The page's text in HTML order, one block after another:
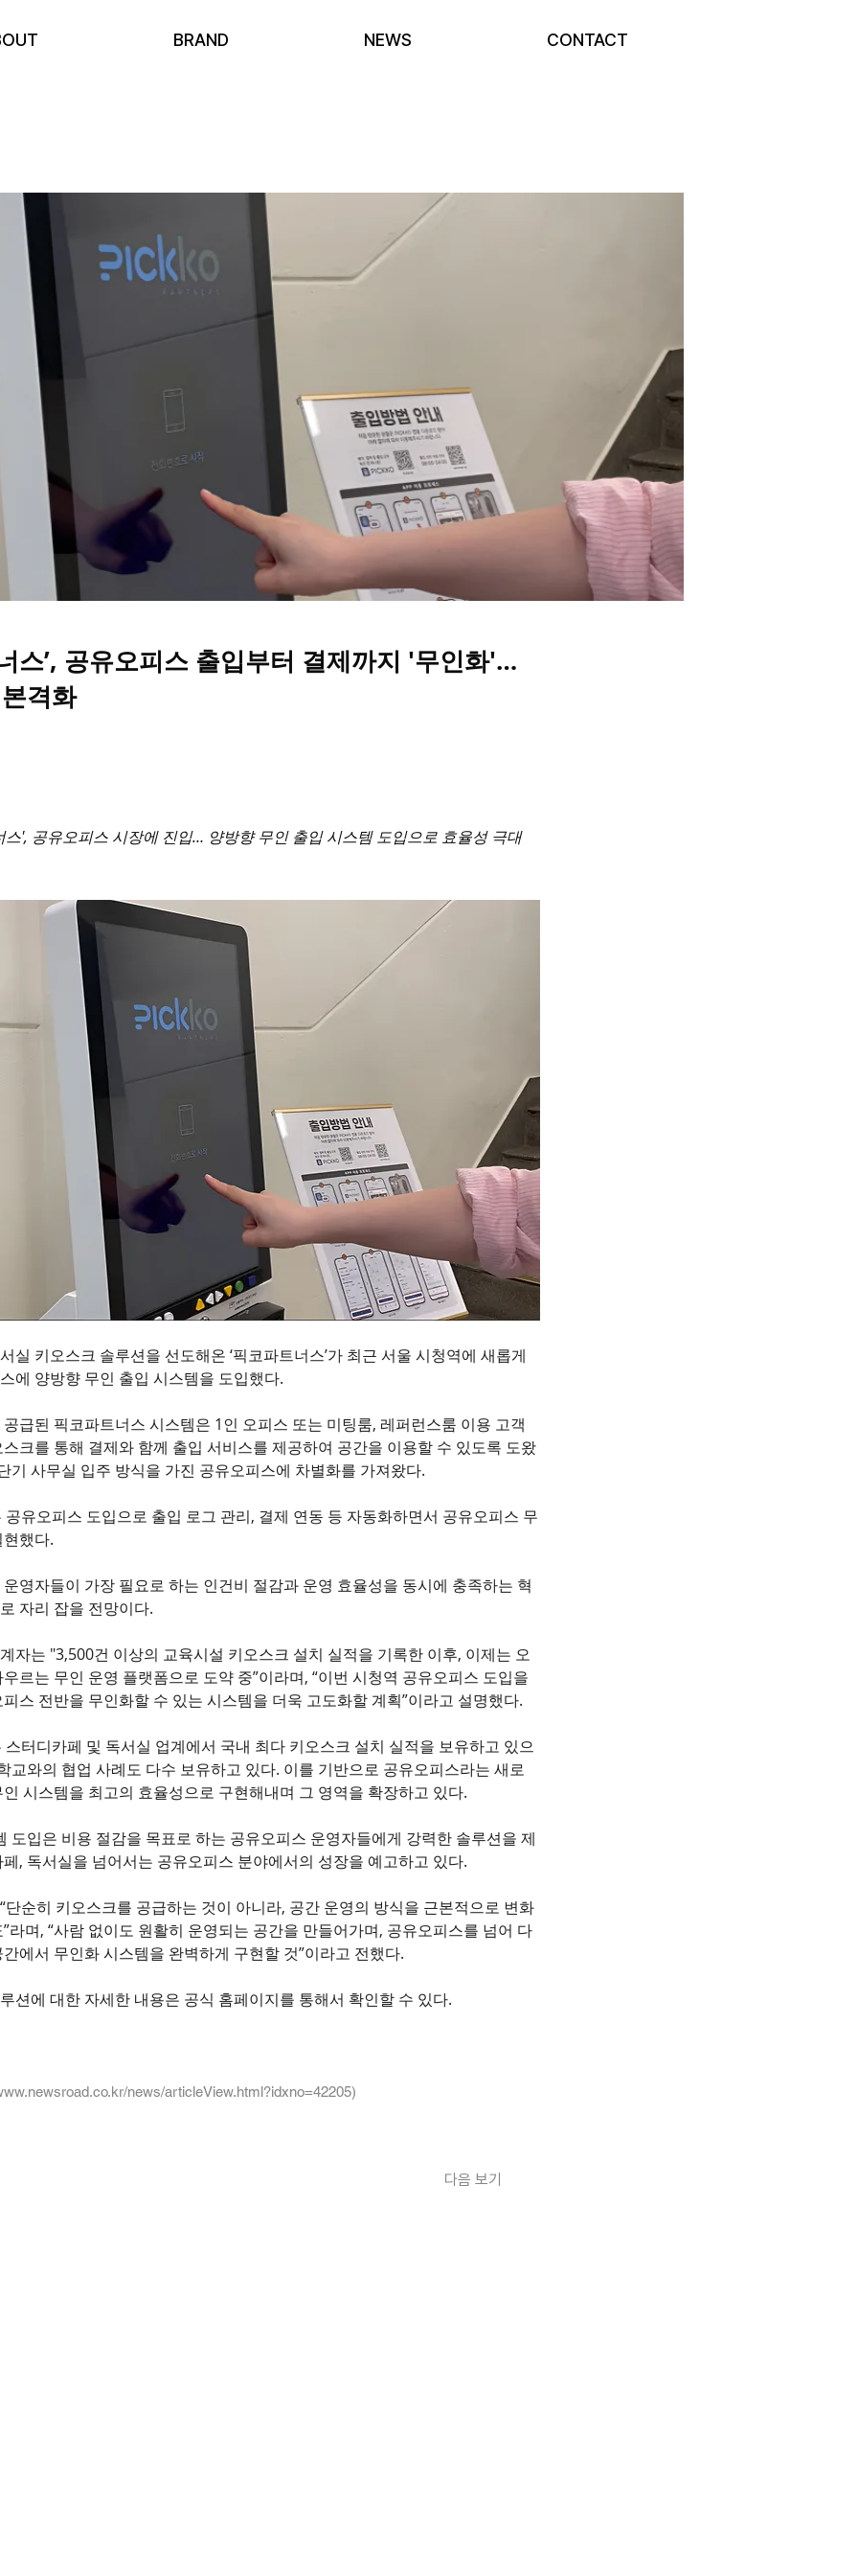
BRAND NEWS CONTACT
스’, 공유오피스 출입부터 결제까지 '무인화'…
격화
스', 공유오피스 시장에 진입… 양방향 무인 출입 시스템 도입으로 효율성 극대
실 키오스크 솔루션을 선도해온 ‘픽코파트너스’가 최근 서울 시청역에 새롭게
에 양방향 무인 출입 시스템을 도입했다.
급된 픽코파트너스 시스템은 1인 오피스 또는 미팅룸, 레퍼런스룸 이용 고객
크를 통해 결제와 함께 출입 서비스를 제공하여 공간을 이용할 수 있도록 도왔
기 사무실 입주 방식을 가진 공유오피스에 차별화를 가져왔다.
공유오피스 도입으로 출입 로그 관리, 결제 연동 등 자동화하면서 공유오피스 무
했다.
영자들이 가장 필요로 하는 인건비 절감과 운영 효율성을 동시에 충족하는 혁
자리 잡을 전망이다.
자는 "3,500건 이상의 교육시설 키오스크 설치 실적을 기록한 이후, 이제는 오
르는 무인 운영 플랫폼으로 도약 중”이라며, “이번 시청역 공유오피스 도입을
스 전반을 무인화할 수 있는 시스템을 더욱 고도화할 계획”이라고 설명했다.
스터디카페 및 독서실 업계에서 국내 최다 키오스크 설치 실적을 보유하고 있으
교와의 협업 사례도 다수 보유하고 있다. 이를 기반으로 공유오피스라는 새로
시스템을 최고의 효율성으로 구현해내며 그 영역을 확장하고 있다.
도입은 비용 절감을 목표로 하는 공유오피스 운영자들에게 강력한 솔루션을 제
, 독서실을 넘어서는 공유오피스 분야에서의 성장을 예고하고 있다.
단순히 키오스크를 공급하는 것이 아니라, 공간 운영의 방식을 근본적으로 변화
라며, “사람 없이도 원활히 운영되는 공간을 만들어가며, 공유오피스를 넘어 다
에서 무인화 시스템을 완벽하게 구현할 것”이라고 전했다.
션에 대한 자세한 내용은 공식 홈페이지를 통해서 확인할 수 있다.
news/articleView.html?idxno=42205)
다음 보기